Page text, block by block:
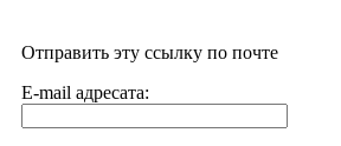
Отправить эту ссылку по почте
E-mail адресата: